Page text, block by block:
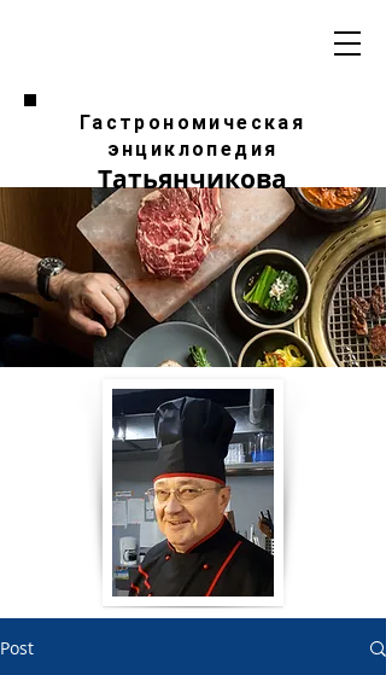
Гастрономическая
энциклопедия
Татьянчикова
Post